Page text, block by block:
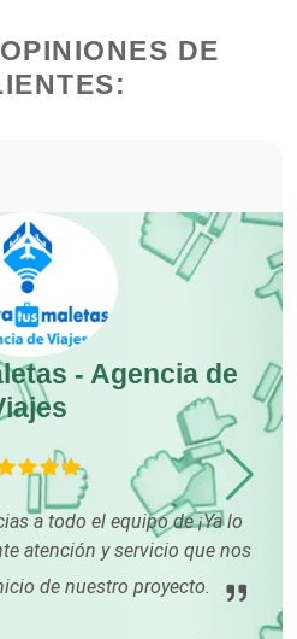
aire
General
DE
- Agencia de
a todo el equipo de ¡Ya lo
atención y servicio que nos
de nuestro proyecto.